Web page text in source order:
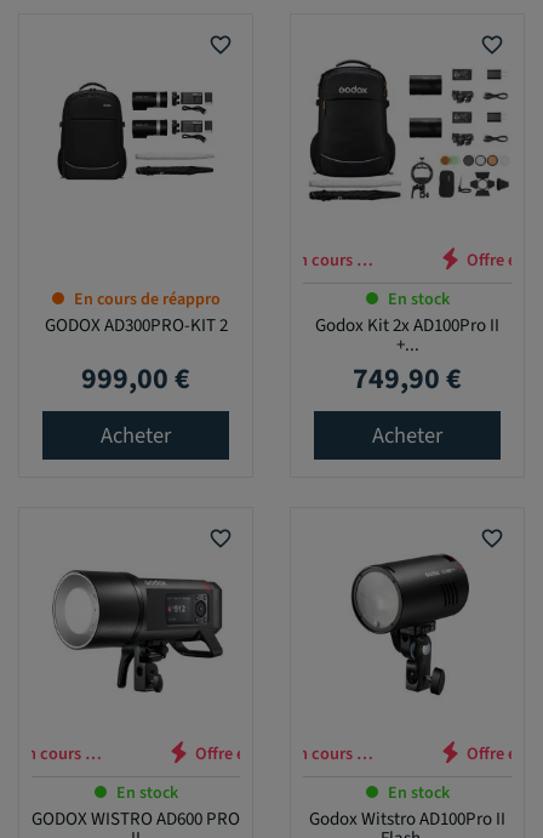
favorite_border
En cours de réappro
GODOX AD300PRO-KIT 2
Prix
999,00 €
Acheter
favorite_border
Offre en cours …
En stock
Godox Kit 2x AD100Pro II
+...
Prix
749,90 €
Acheter
favorite_border
cours …
En stock
GODOX WISTRO AD600 PRO
favorite_border
Offre en cours …
En stock
Godox Witstro AD100Pro II